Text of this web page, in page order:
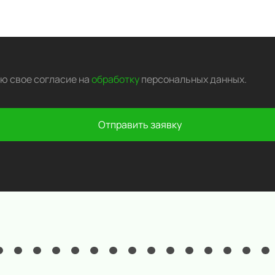
свое согласие наобработку персональных данных.
Отправить заявку